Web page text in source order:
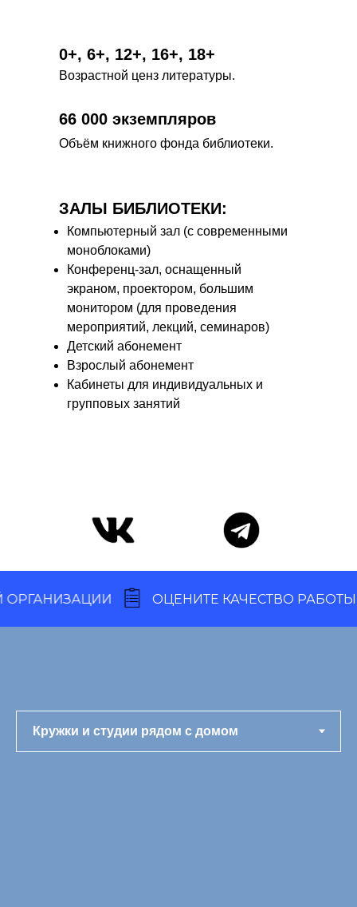
0+, 6+, 12+, 16+, 18+
Возрастной ценз литературы.
66 000 экземпляров
Объём книжного фонда библиотеки.
ЗАЛЫ БИБЛИОТЕКИ:
Компьютерный зал (с современными
моноблоками)
Конференц-зал, оснащенный
экраном, проектором, большим
монитором (для проведения
мероприятий, лекций, семинаров)
Детский абонемент
Взрослый абонемент
Кабинеты для индивидуальных и
групповых занятий
ОЦЕНИТЕ КАЧЕСТВО РАБОТЫ